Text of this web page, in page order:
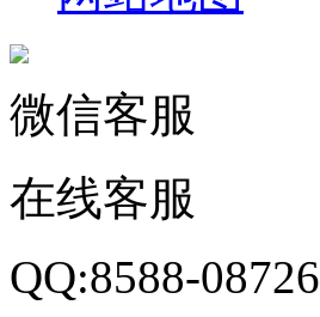
微信客服
在线客服
QQ:8588-08726